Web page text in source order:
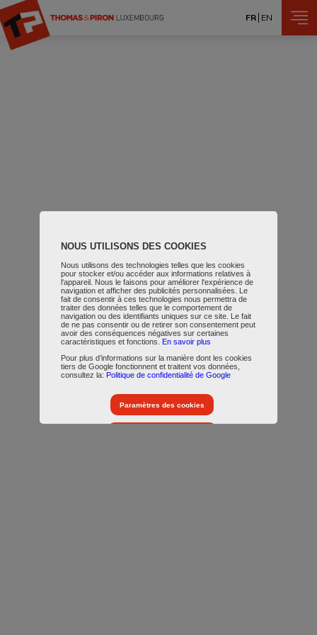
Aller au contenu principal
FR EN
NOUS UTILISONS DES COOKIES
Nous utilisons des technologies telles que les cookies
pour stocker et/ou accéder aux informations relatives à
l'appareil. Nous le faisons pour améliorer l'expérience de
navigation et afficher des publicités personnalisées. Le
fait de consentir à ces technologies nous permettra de
traiter des données telles que le comportement de
navigation ou des identifiants uniques sur ce site. Le fait
de ne pas consentir ou de retirer son consentement peut
avoir des conséquences négatives sur certaines
caractéristiques et fonctions. En savoir plus
Pour plus d’informations sur la manière dont les cookies
tiers de Google fonctionnent et traitent vos données,
consultez la: Politique de confidentialité de Google
Paramètres des cookies